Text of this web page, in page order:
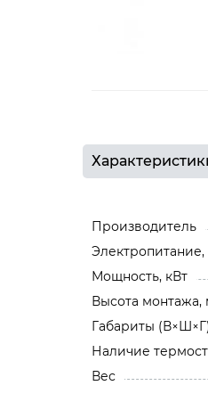
Производитель
Электропитание,
Мощность, кВт
Высота монтажа,
Габариты
Наличие
Вес